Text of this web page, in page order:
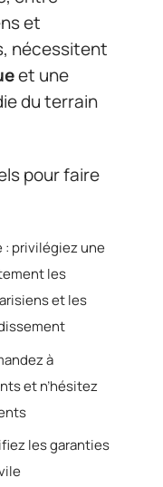
et
nécessitent
et une
du terrain
pour faire
: privilégiez une
les
et les
à
et n’hésitez
les garanties